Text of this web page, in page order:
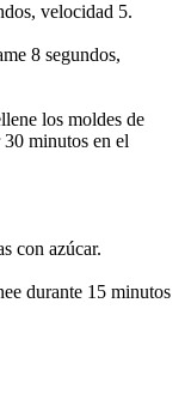
velocidad 5.
8 segundos,
los moldes de
30 minutos en el
con azúcar.
durante 15 minutos